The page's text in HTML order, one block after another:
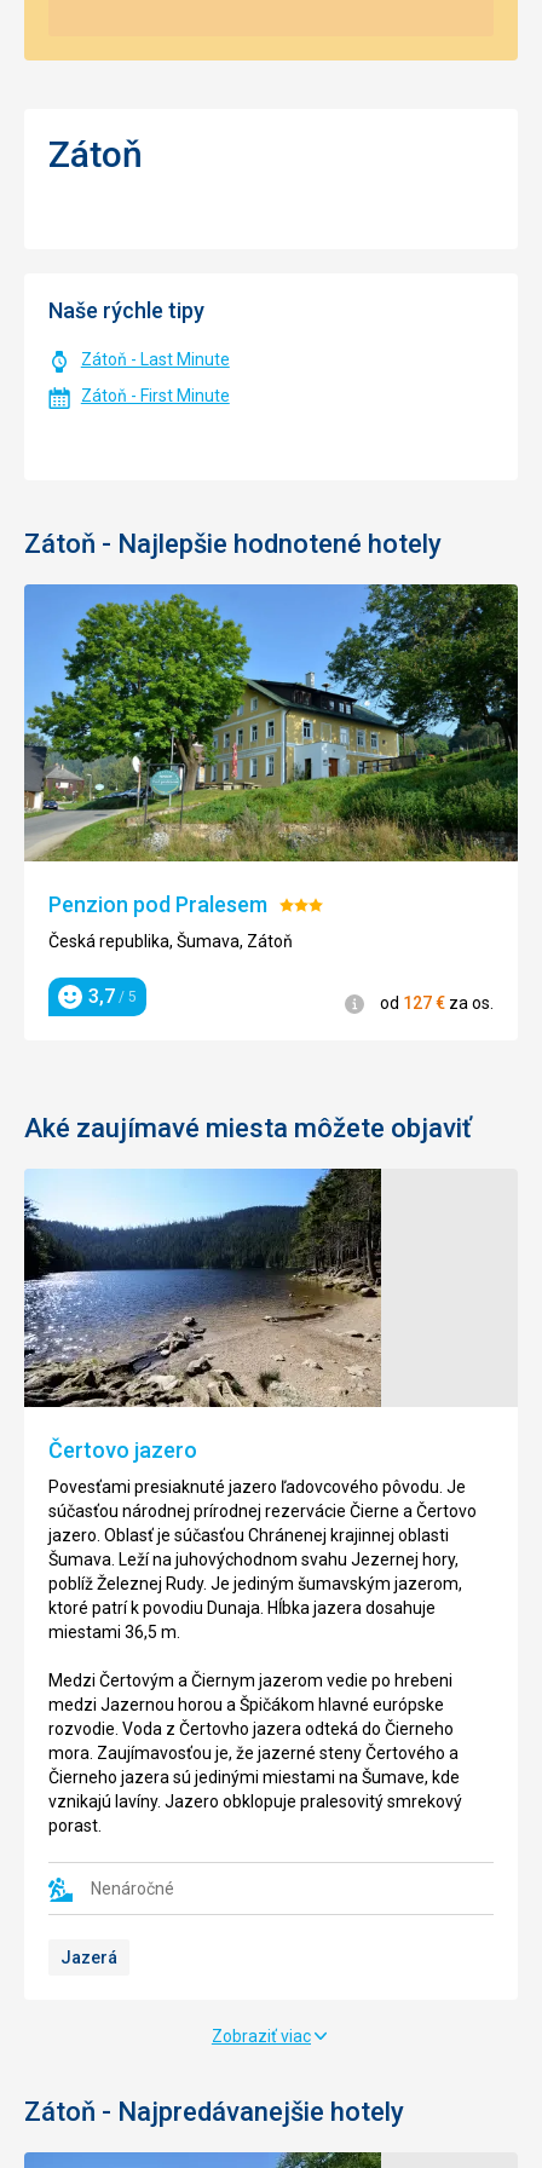
Zátoň
Naše rýchle tipy
Zátoň - Last Minute
Zátoň - First Minute
Zátoň - Najlepšie hodnotené hotely
Penzion pod Pralesem Hodnotenie:
3/5
Česká republika, Šumava, Zátoň
Hodnotenie
3,7 / 5 Informácie
od 127€ za os.
Aké zaujímavé miesta môžete objaviť
Čertovo jazero
Povesťami presiaknuté jazero ľadovcového pôvodu. Je
súčasťou národnej prírodnej rezervácie Čierne a Čertovo
jazero. Oblasť je súčasťou Chránenej krajinnej oblasti
Šumava. Leží na juhovýchodnom svahu Jezernej hory,
poblíž Železnej Rudy. Je jediným šumavským jazerom,
ktoré patrí k povodiu Dunaja. Hĺbka jazera dosahuje
miestami 36,5 m.
Medzi Čertovým a Čiernym jazerom vedie po hrebeni
medzi Jazernou horou a Špičákom hlavné európske
rozvodie. Voda z Čertovho jazera odteká do Čierneho
mora. Zaujímavosťou je, že jazerné steny Čertového a
Čierneho jazera sú jedinými miestami na Šumave, kde
vznikajú lavíny. Jazero obklopuje pralesovitý smrekový
porast.
Nenáročné
Jazerá
Boubínsky
prales
Národná
prírodná
rezervácia
Boubín
sa
obce
Horné
Vltavice
Včelné
pod
Boubínom
spadá
pod
Chránenú
krajinnú
oblasť
Šumava.
Dnes
rezervácia
685
až
rokov,
Čierne
jazero
Najväčšie
kárové
ľadovcové
jazero
Českej
obklopené
jazernou
horou
tmavými
lesmi.
Svoje
meno
podľa
svojej
zdanlivo
čiernej
hladiny.
Maximálna
hĺbka
dosahuje
takmer
Poskytuje
z
Zobraziť viac
Zátoň - Najpredávanejšie hotely